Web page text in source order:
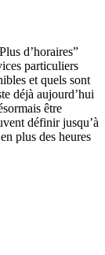
d’horaires”
particuliers
et quels sont
déjà aujourd’hui
être
définir jusqu’à
plus des heures